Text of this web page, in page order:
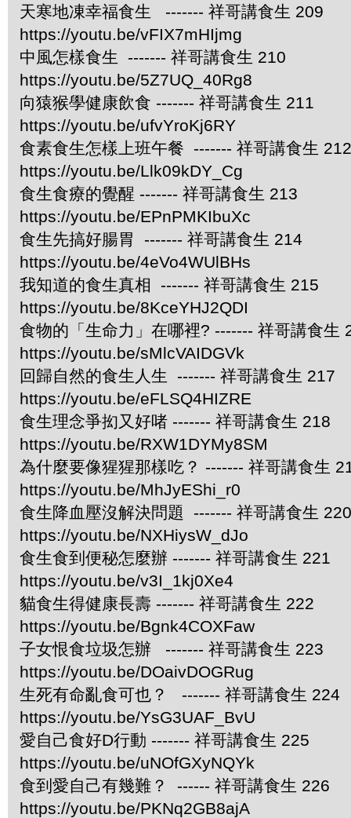
天寒地凍幸福食生 ------- 祥哥講食生 209
https://youtu.be/vFIX7mHIjmg
中風怎樣食生 ------- 祥哥講食生 210
https://youtu.be/5Z7UQ_40Rg8
向猿猴學健康飲食 ------- 祥哥講食生 211
https://youtu.be/ufvYroKj6RY
食素食生怎樣上班午餐 ------- 祥哥講食生 212
https://youtu.be/Llk09kDY_Cg
食生食療的覺醒 ------- 祥哥講食生 213
https://youtu.be/EPnPMKIbuXc
食生先搞好腸胃 ------- 祥哥講食生 214
https://youtu.be/4eVo4WUlBHs
我知道的食生真相 ------- 祥哥講食生 215
https://youtu.be/8KceYHJ2QDI
食物的「生命力」在哪裡? ------- 祥哥講食生
https://youtu.be/sMlcVAIDGVk
回歸自然的食生人生 ------- 祥哥講食生 217
https://youtu.be/eFLSQ4HIZRE
食生理念爭抝又好啫 ------- 祥哥講食生 218
https://youtu.be/RXW1DYMy8SM
為什麼要像猩猩那樣吃？ ------- 祥哥講食生
https://youtu.be/MhJyEShi_r0
食生降血壓沒解決問題 ------- 祥哥講食生 220
https://youtu.be/NXHiysW_dJo
食生食到便秘怎麼辦 ------- 祥哥講食生 221
https://youtu.be/v3I_1kj0Xe4
貓食生得健康長壽 ------- 祥哥講食生 222
https://youtu.be/Bgnk4COXFaw
子女恨食垃圾怎辦 ------- 祥哥講食生 223
https://youtu.be/DOaivDOGRug
生死有命亂食可也？ ------- 祥哥講食生 224
https://youtu.be/YsG3UAF_BvU
愛自己食好D行動 ------- 祥哥講食生 225
https://youtu.be/uNOfGXyNQYk
食到愛自己有幾難？ ------ 祥哥講食生 226
https://youtu.be/PKNq2GB8ajA